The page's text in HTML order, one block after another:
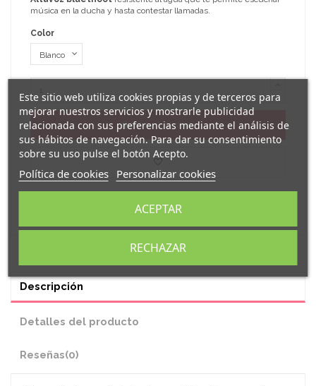
música en la ducha y hasta contestar llamadas.
Color
Añadir al carrito
Descripción
Detalles del producto
Reseñas(0)
Este sitio web utiliza cookies propias y de terceros para
mejorar nuestros servicios y mostrarle publicidad
relacionada con sus preferencias mediante el análisis de
sus hábitos de navegación. Para dar su consentimiento
sobre su uso pulse el botón Acepto.
Política de cookies Personalizar cookies
RECHAZAR
ACEPTAR